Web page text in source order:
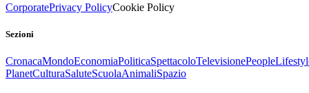
CorporatePrivacy PolicyCookie Policy
Sezioni
CronacaMondoEconomiaPoliticaSpettacoloTelevisionePeople
PlanetCulturaSaluteScuolaAnimaliSpazio